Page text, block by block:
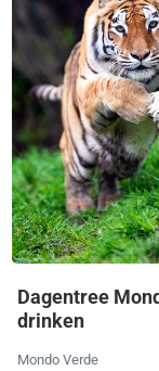
Dagentree
drinken
Mondo Verde